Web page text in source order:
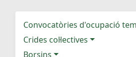
Convocatòries d'ocupació
Crides col·lectives
Borsins